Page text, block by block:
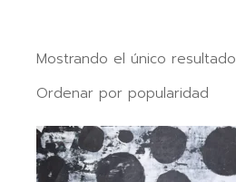
Mostrando el único resultado
Ordenar por popularidad